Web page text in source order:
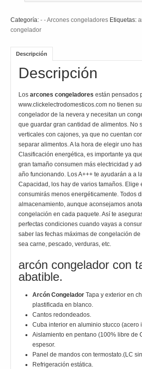
Categoría:- - Arcones congeladores Etiquetas:
congelador
Descripción
Descripción
Losarcones congeladores están pensados
www.clickelectrodomesticos.com no tienen
congelador de la nevera y necesitan un
que guardar gran cantidad de alimentos. No
verticales con cajones, ya que no cuentan
separar alimentos. A la hora de elegir uno
Clasificación energética, es importante ya
gran tamaño consumen más electricidad y
año funcionando. Los A+++ te ayudarán a a
Capacidad, los hay de varios tamaños. Elige
consumirás menos energéticamente. Todos
almacenamiento, aunque aconsejamos
congelación en cada paquete. Así te
perfectas condiciones cuando vayas a
saber las fechas máximas de congelación
sea carne, pescado, verduras, etc.
arcón congelador con
abatible.
Arcón CongeladorTapa y exterior en
plastificada en blanco.
Cantos redondeados.
Cuba interior en aluminio stucco (acero
Aislamiento en pentano (100% libre de
espesor.
Panel de mandos con termostato.(LC
Refrigeración estática.